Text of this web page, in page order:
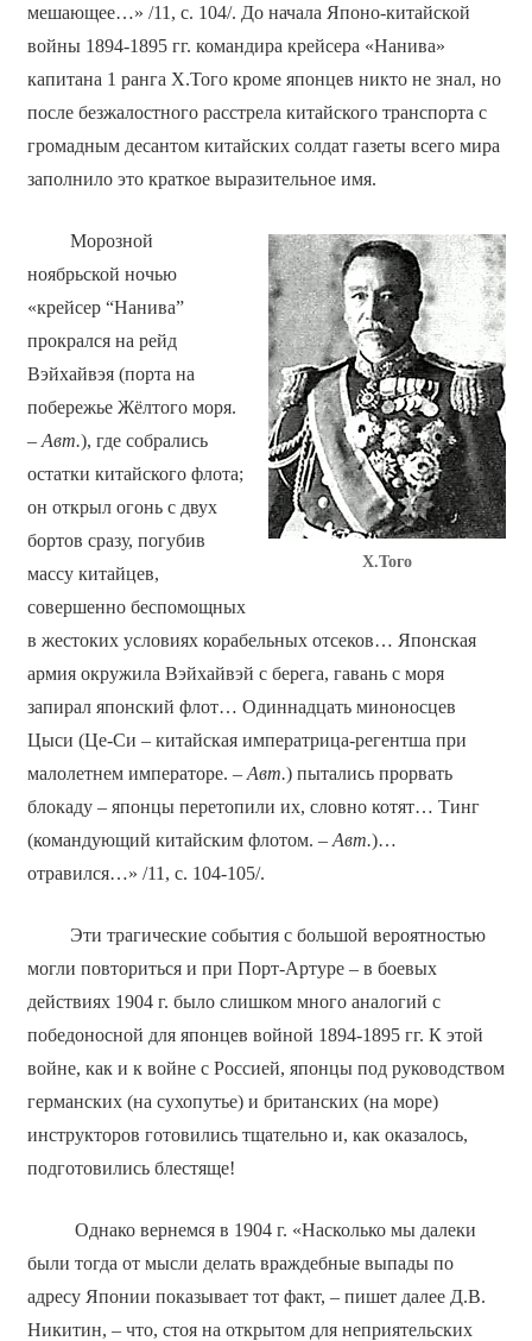
мешающее…» /11, с. 104/. До начала Японо-китайской
войны 1894-1895 гг. командира крейсера «Нанива»
капитана 1 ранга Х.Того кроме японцев никто не знал, но
после безжалостного расстрела китайского транспорта с
громадным десантом китайских солдат газеты всего мира
заполнило это краткое выразительное имя.
Х.Того
Морозной
ноябрьской ночью
«крейсер “Нанива”
прокрался на рейд
Вэйхайвэя (порта на
побережье Жёлтого моря.
– Авт.), где собрались
остатки китайского флота;
он открыл огонь с двух
бортов сразу, погубив
массу китайцев,
совершенно беспомощных
в жестоких условиях корабельных отсеков… Японская
армия окружила Вэйхайвэй с берега, гавань с моря
запирал японский флот… Одиннадцать миноносцев
Цыси (Це-Си – китайская императрица-регентша при
малолетнем императоре. – Авт.) пытались прорвать
блокаду – японцы перетопили их, словно котят… Тинг
(командующий китайским флотом. – Авт.)…
отравился…» /11, с. 104-105/.
Эти трагические события с большой вероятностью
могли повториться и при Порт-Артуре – в боевых
действиях 1904 г. было слишком много аналогий с
победоносной для японцев войной 1894-1895 гг. К этой
войне, как и к войне с Россией, японцы под руководством
германских (на сухопутье) и британских (на море)
инструкторов готовились тщательно и, как оказалось,
подготовились блестяще!
Однако вернемся в 1904 г. «Насколько мы далеки
были тогда от мысли делать враждебные выпады по
адресу Японии показывает тот факт, – пишет далее Д.В.
Никитин, – что, стоя на открытом для неприятельских